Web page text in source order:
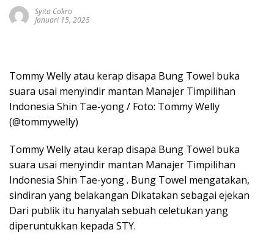
Syita Cokro
Januari 15, 2025
Tommy Welly atau kerap disapa Bung Towel buka
suara usai menyindir mantan Manajer Timpilihan
Indonesia Shin Tae-yong / Foto: Tommy Welly
(@tommywelly)
Tommy Welly atau kerap disapa Bung Towel buka
suara usai menyindir mantan Manajer Timpilihan
Indonesia Shin Tae-yong . Bung Towel mengatakan,
sindiran yang belakangan Dikatakan sebagai ejekan
Dari publik itu hanyalah sebuah celetukan yang
diperuntukkan kepada STY.